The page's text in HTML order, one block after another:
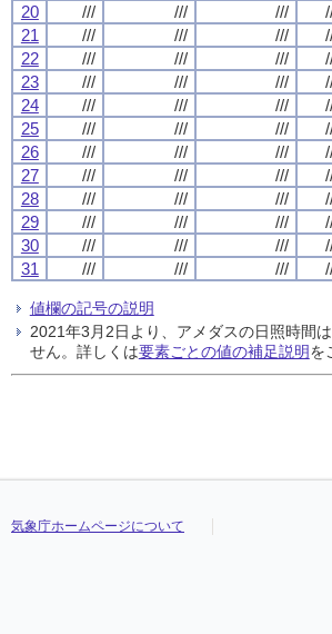
20
/// /// ///
21
/// /// ///
22
/// /// ///
23
/// /// ///
24
/// /// ///
25
/// /// ///
26
/// /// ///
27
/// /// ///
28
/// /// ///
29
/// /// ///
30
/// /// ///
31
/// /// ///
値欄の記号の説明
2021年3月2日より、アメダスの日照時間
せん。詳しくは要素ごとの値の補足説明を
気象庁ホームページについて